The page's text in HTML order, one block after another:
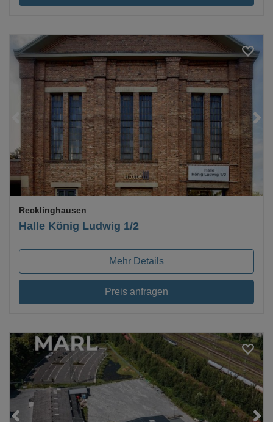
Loading...
Halle König Ludwig 1/2
Recklinghausen
Mehr Details
Preis anfragen